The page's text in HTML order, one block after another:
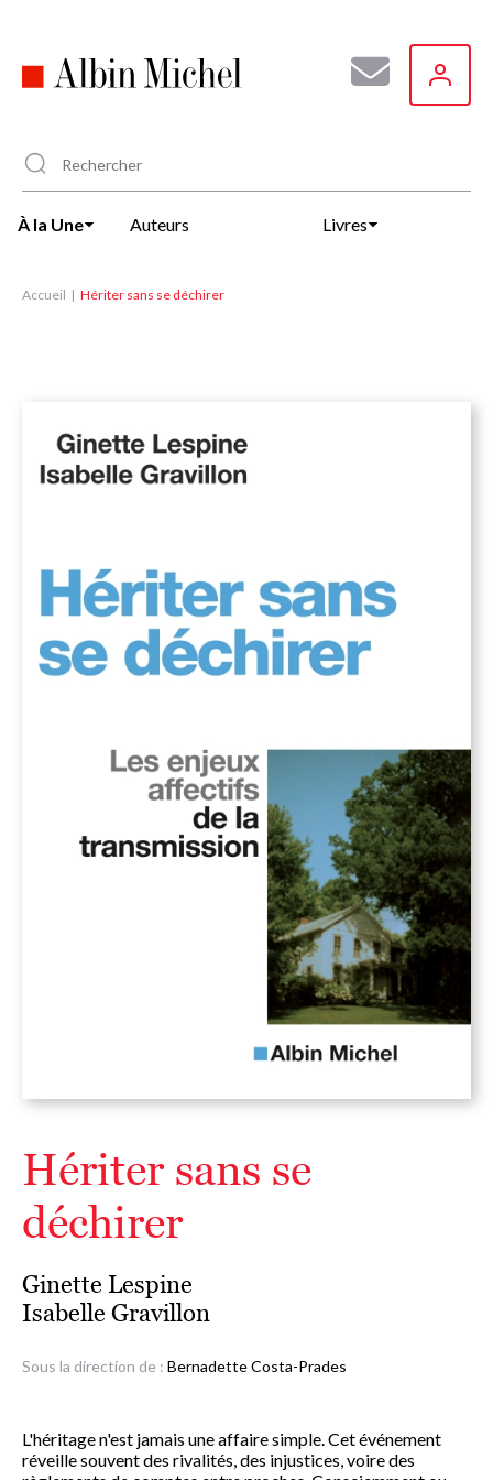
principal
À la Une Auteurs Livres
Accueil Hériter sans se déchirer
Hériter sans se
déchirer
Ginette Lespine
Isabelle Gravillon
Sous la direction de : Bernadette Costa-Prades
L'héritage n'est jamais une affaire simple. Cet événement
réveille souvent des rivalités, des injustices, voire des